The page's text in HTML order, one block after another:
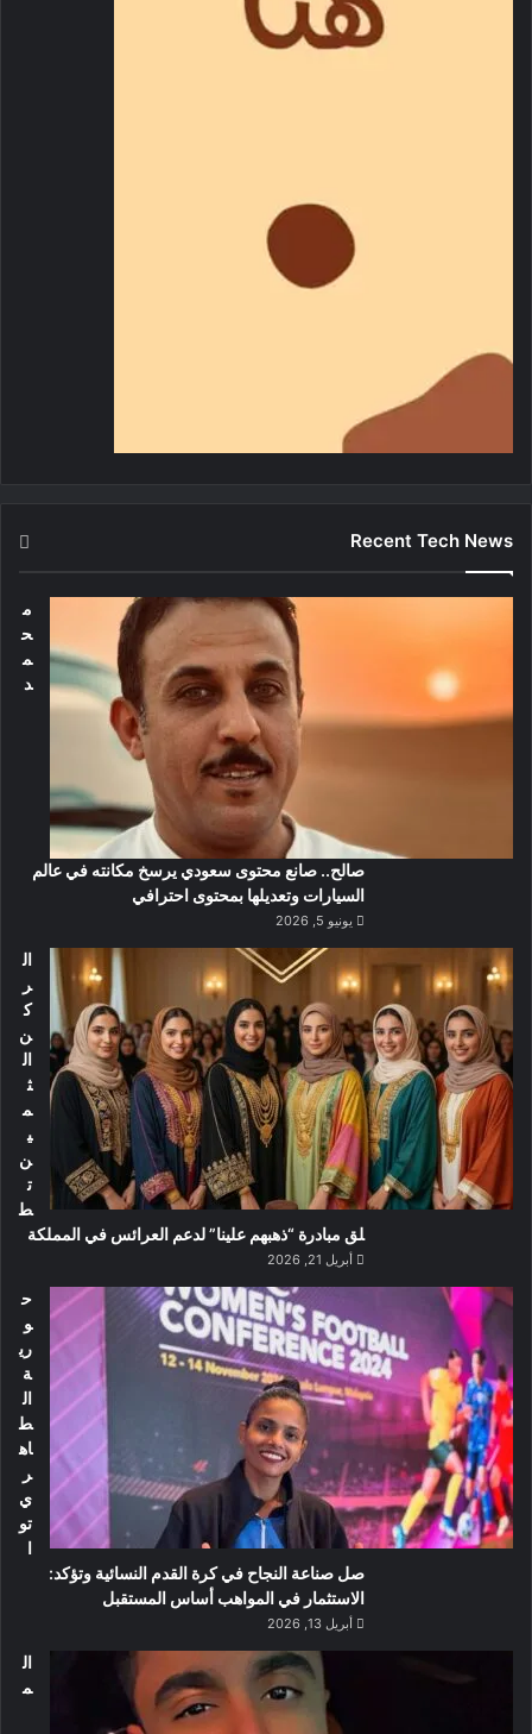
Recent Tech News
م
ح
م
د
صالح.. صانع محتوى سعودي يرسخ مكانته في عالم
السيارات وتعديلها بمحتوى احترافي
يونيو 5, 2026
ال
ر
ك
ن
ال
ث
م
ي
ن
ت
ط
لق مبادرة “ذهبهم علينا” لدعم العرائس في المملكة
أبريل 21, 2026
ح
و
ري
ة
ال
ط
اه
ر
ي
تو
ا
صل صناعة النجاح في كرة القدم النسائية وتؤكد:
الاستثمار في المواهب أساس المستقبل
أبريل 13, 2026
ال
م